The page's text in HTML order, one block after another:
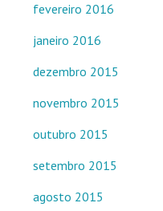
fevereiro 2016
janeiro 2016
dezembro 2015
novembro 2015
outubro 2015
setembro 2015
agosto 2015